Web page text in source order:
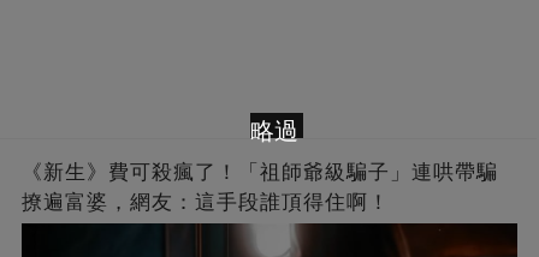
《新生》費可殺瘋了！「祖師爺級騙子」連哄帶騙
撩遍富婆，網友：這手段誰頂得住啊！
略過